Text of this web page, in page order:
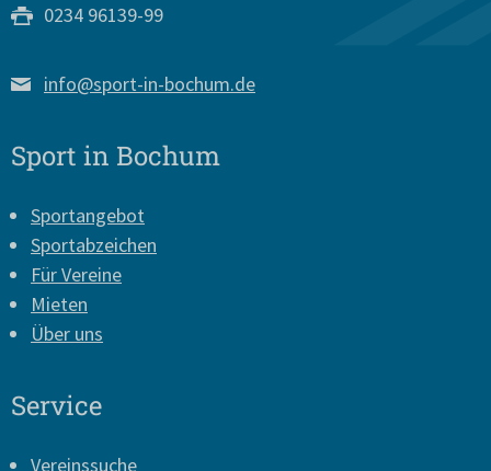
0234 96139-99
info@sport-in-bochum.de
Sport in Bochum
Sportangebot
Sportabzeichen
Für Vereine
Mieten
Über uns
Service
Vereinssuche